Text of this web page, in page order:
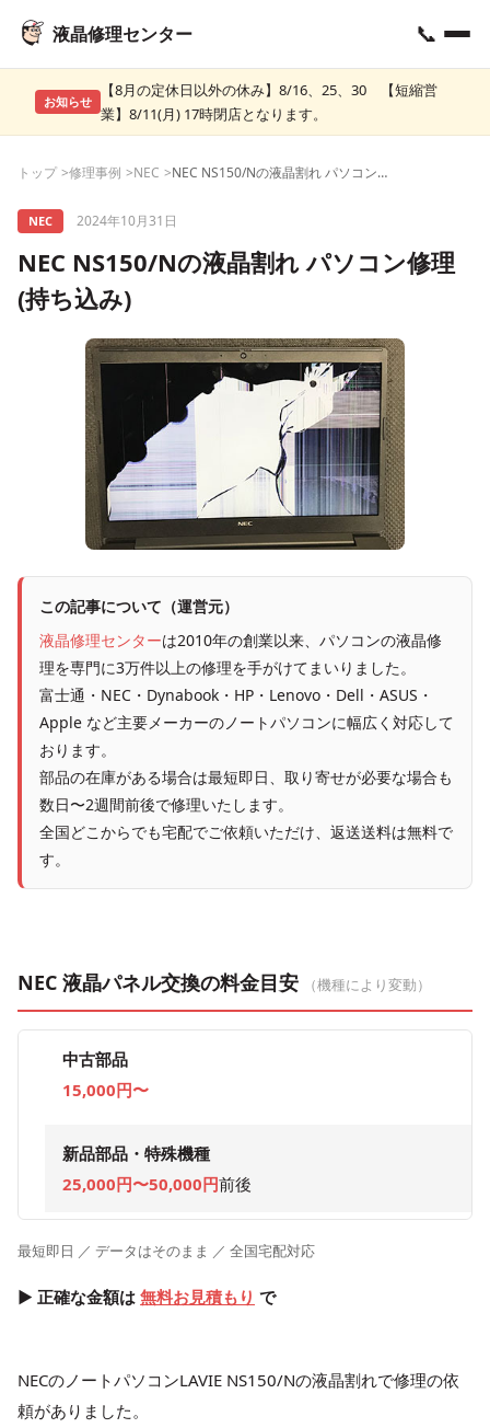
液晶修理センター 📞
お知らせ
【8月の定休日以外の休み】8/16、25、30 【短縮営
業】8/11(月) 17時閉店となります。
トップ 修理事例 NEC NEC NS150/Nの液晶割れ パソコン修理(持ち込み)
NEC 2024年10月31日
NEC NS150/Nの液晶割れ パソコン修理
(持ち込み)
この記事について（運営元）
液晶修理センターは2010年の創業以来、パソコンの液晶修
理を専門に3万件以上の修理を手がけてまいりました。
富士通・NEC・Dynabook・HP・Lenovo・Dell・ASUS・
Apple など主要メーカーのノートパソコンに幅広く対応して
おります。
部品の在庫がある場合は最短即日、取り寄せが必要な場合も
数日〜2週間前後で修理いたします。
全国どこからでも宅配でご依頼いただけ、返送送料は無料で
す。
NEC 液晶パネル交換の料金目安 （機種により変動）
中古部品
15,000円〜
新品部品・特殊機種
25,000円〜50,000円前後
最短即日 ／ データはそのまま ／ 全国宅配対応
▶ 正確な金額は 無料お見積もり で
NECのノートパソコンLAVIE NS150/Nの液晶割れで修理の依
頼がありました。